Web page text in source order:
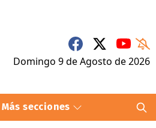
Domingo 9deAgosto de 2026
Más secciones